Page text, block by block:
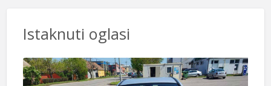
Istaknuti oglasi